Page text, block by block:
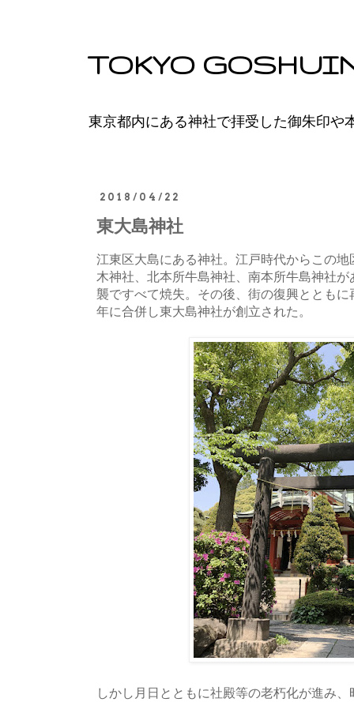
TOKYO
東京都内にある神社で拝受した御朱印や
2018/04/22
東大島神社
江東区大島にある神社。江戸時代からこの
木神社、北本所牛島神社、南本所牛島神社
襲ですべて焼失。その後、街の復興ととも
年に合併し東大島神社が創立された。
しかし月日とともに社殿等の老朽化が進み